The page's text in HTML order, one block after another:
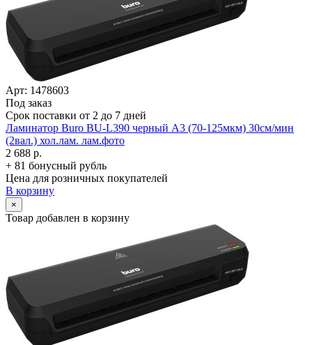
Арт: 1478603
Под заказ
Срок поставки от 2 до 7 дней
Ламинатор Buro BU-L390 черный A3 (70-125мкм) 30см/­мин
(2вал.) хол.лам. лам.фото
2 688 р.
+ 81 бонусный рубль
Цена для розничных покупателей
В корзину
×
Товар добавлен в корзину